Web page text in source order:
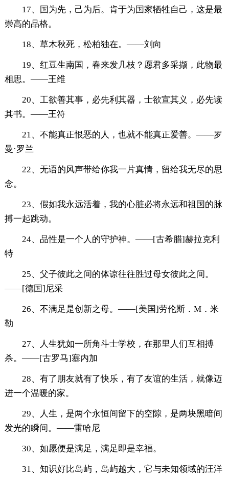
17、国为先，己为后。肯于为国家牺牲自己，这是最
崇高的品格。
18、草木秋死，松柏独在。——刘向
19、红豆生南国，春来发几枝？愿君多采撷，此物最
相思。——王维
20、工欲善其事，必先利其器，士欲宣其义，必先读
其书。——王符
21、不能真正恨恶的人，也就不能真正爱善。——罗
曼·罗兰
22、无语的风声带给你我一片真情，留给我无尽的思
念。
23、假如我永远活着，我的心脏必将永远和祖国的脉
搏一起跳动。
24、品性是一个人的守护神。——[古希腊]赫拉克利
特
25、父子彼此之间的体谅往往胜过母女彼此之间。
——[德国]尼采
26、不满足是创新之母。——[美国]劳伦斯．M．米
勒
27、人生犹如一所角斗士学校，在那里人们互相搏
杀。——[古罗马]塞内加
28、有了朋友就有了快乐，有了友谊的生活，就像迈
进一个温暖的家。
29、人生，是两个永恒间留下的空隙，是两块黑暗间
发光的瞬间。——雷哈尼
30、如愿便是满足，满足即是幸福。
31、知识好比岛屿，岛屿越大，它与未知领域的汪洋